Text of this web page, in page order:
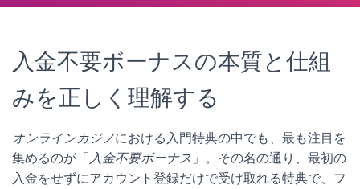
入金不要ボーナスの本質と仕組
みを正しく理解する
オンラインカジノにおける入門特典の中でも、最も注目を
集めるのが「 入金不要ボーナス 」。その名の通り、最初の
入金をせずにアカウント登録だけで受け取れる特典で、フ